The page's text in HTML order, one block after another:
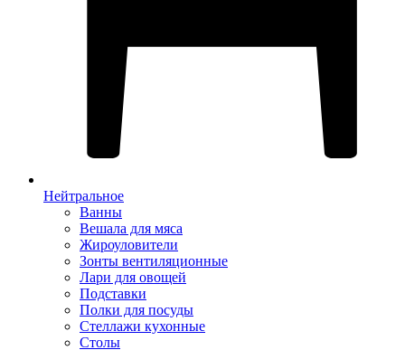
Нейтральное
Ванны
Вешала для мяса
Жироуловители
Зонты вентиляционные
Лари для овощей
Подставки
Полки для посуды
Стеллажи кухонные
Столы